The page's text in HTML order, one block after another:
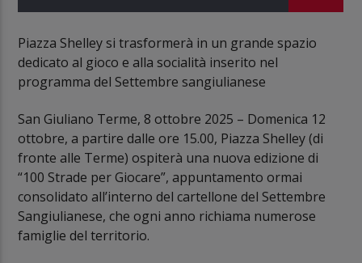
Piazza Shelley si trasformerà in un grande spazio
dedicato al gioco e alla socialità inserito nel
programma del Settembre sangiulianese
San Giuliano Terme, 8 ottobre 2025 – Domenica 12
ottobre, a partire dalle ore 15.00, Piazza Shelley (di
fronte alle Terme) ospiterà una nuova edizione di
“100 Strade per Giocare”, appuntamento ormai
consolidato all’interno del cartellone del Settembre
Sangiulianese, che ogni anno richiama numerose
famiglie del territorio.